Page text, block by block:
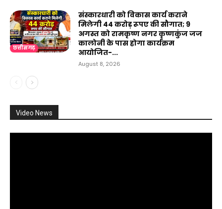
छत्तीसगढ़
संस्कारधारी को विकास कार्य कराने
मिलेगी 44 करोड़ रूपए की सौगात; 9
अगस्त को रामकृष्ण नगर कृष्णकुंज जज
कालोनी के पास होगा कार्यक्रम
आयोजित-...
August 8, 2026
Video News